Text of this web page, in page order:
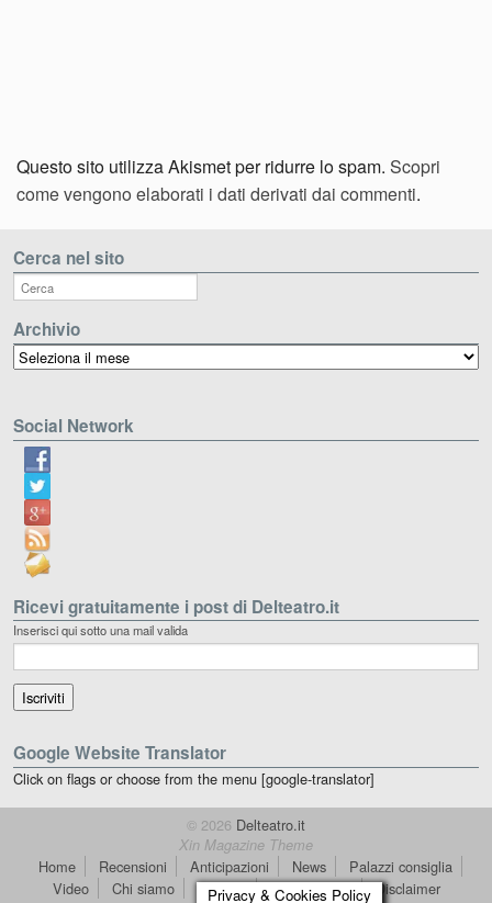
Questo sito utilizza Akismet per ridurre lo spam. Scopri
come vengono elaborati i dati derivati dai commenti.
Cerca nel sito
Archivio
Archivio
Social Network
Ricevi gratuitamente i post di Delteatro.it
Inserisci qui sotto una mail valida
Google Website Translator
Click on flags or choose from the menu [google-translator]
© 2026 Delteatro.it
Xin Magazine Theme
Home Recensioni Anticipazioni News
Palazzi consiglia
Video
Chi siamo Contatti dT in English Disclaimer
Privacy & Cookies Policy